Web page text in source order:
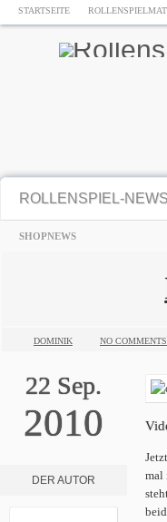
STARTSEITE
ROLLENSPIEL-
SHOPNEWS
DOMINIK NO COMMENTS
22 Sep.
2010
DER AUTOR
mal